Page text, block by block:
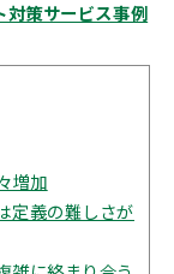
対策サービス事例
増加
定義の難しさが